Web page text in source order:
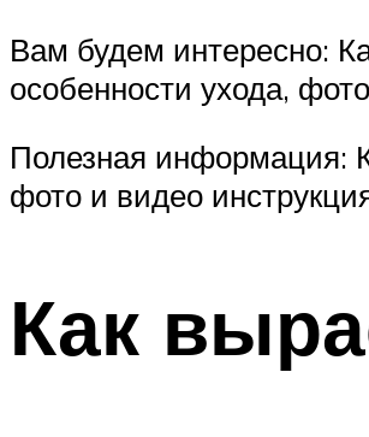
Вам будем интересно:
особенности ухода,
Полезная информация:
фото и видео
Как